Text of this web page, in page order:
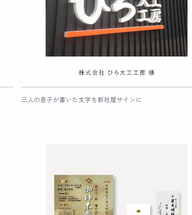
三人の息子が書いた文字を新社屋サインに